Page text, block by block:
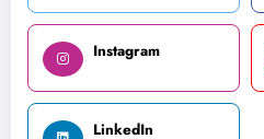
Instagram
LinkedIn